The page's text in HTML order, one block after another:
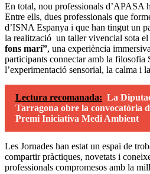
En total, nou professionals d’APASA
Entre ells, dues professionals que
d’ISNA Espanya i que han tingut un
la realització un taller vivencial sota
fons marí”, una experiència
participants connectar amb la filosofia
l’experimentació sensorial, la calma i
Lectura recomanada: La
Tarragona obre la convocatòria
Premi Iniciativa Medi Ambient
Les Jornades han estat un espai de
compartir pràctiques, novetats i
professionals compromesos amb la